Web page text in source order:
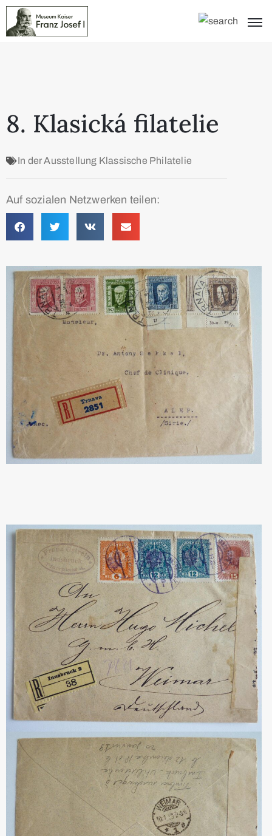
8. Klasická filatelie
In der Ausstellung Klassische Philatelie
Auf sozialen Netzwerken teilen: